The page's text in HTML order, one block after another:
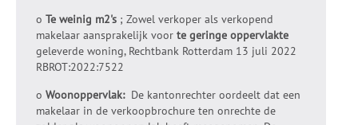
o Te weinig m2's ; Zowel verkoper als verkopend
makelaar aansprakelijk voor te geringe oppervlakte
geleverde woning, Rechtbank Rotterdam 13 juli 2022
RBROT:2022:7522
o Woonoppervlak:De kantonrechter oordeelt dat een
makelaar in de verkoopbrochure ten onrechte de